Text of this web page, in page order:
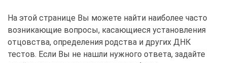
На этой странице Вы можете найти наиболее часто
возникающие вопросы, касающиеся установления
отцовства, определения родства и других ДНК
тестов. Если Вы не нашли нужного ответа, задайте